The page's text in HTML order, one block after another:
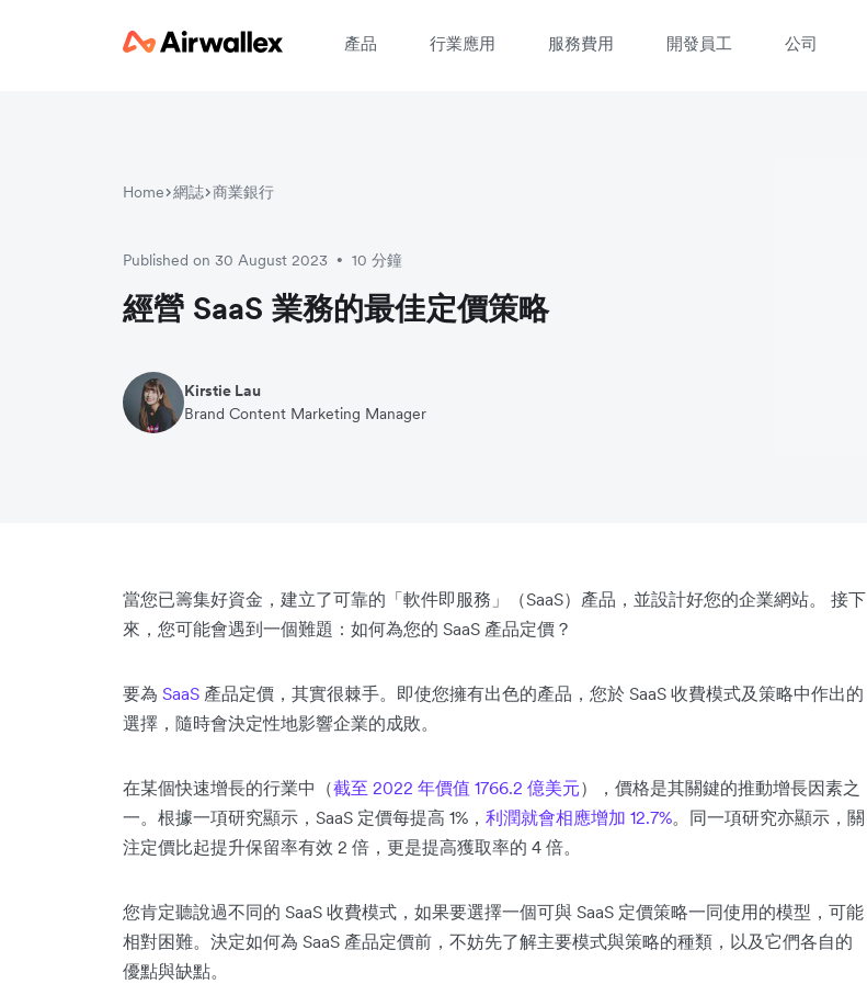
產品 行業應用 服務費用 開發員工 公司
Home 網誌 商業銀行
Published on 30 August 2023 • 10 分鐘
經營 SaaS 業務的最佳定價策略
Kirstie Lau
Brand Content Marketing Manager
當您已籌集好資金，建立了可靠的「軟件即服務」（SaaS）產品，並設計好您的企業網站。 接下
來，您可能會遇到一個難題：如何為您的 SaaS 產品定價？
要為 SaaS 產品定價，其實很棘手。即使您擁有出色的產品，您於 SaaS 收費模式及策略中作出的
選擇，隨時會決定性地影響企業的成敗。
在某個快速增長的行業中（截至 2022 年價值 1766.2 億美元），價格是其關鍵的推動增長因素之
一。根據一項研究顯示，SaaS 定價每提高 1%， 利潤就會相應增加 12.7%。同一項研究亦顯示，關
注定價比起提升保留率有效 2 倍，更是提高獲取率的 4 倍。
您肯定聽說過不同的 SaaS 收費模式，如果要選擇一個可與 SaaS 定價策略一同使用的模型，可能
相對困難。決定如何為 SaaS 產品定價前，不妨先了解主要模式與策略的種類，以及它們各自的
優點與缺點。